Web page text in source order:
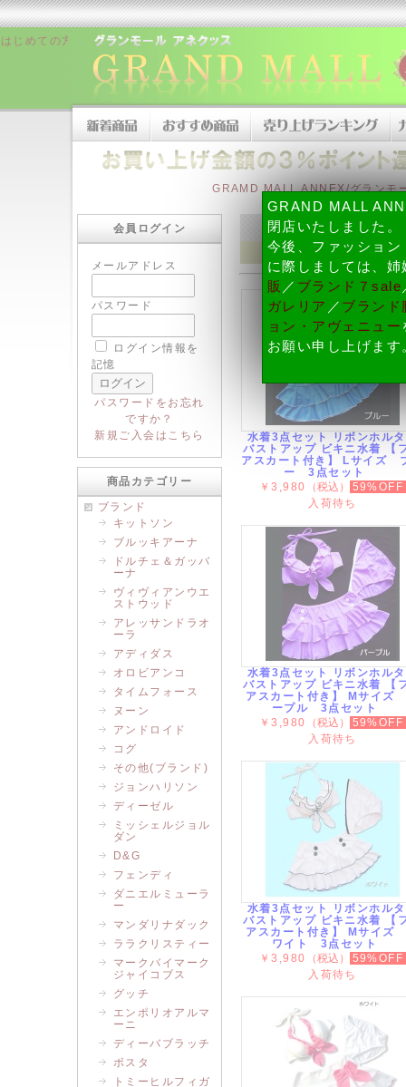
はじめての方へ |販売者について|お支払い方法について
GRAMD MALL ANNEX/グランモ
水着3点セット リボンホル
バストアップ ビキニ水着 【
アスカート付き】 Lサイズ
ー 3点セット
￥3,980
（税込）
59%OFF
入荷待ち
水着3点セット リボンホル
バストアップ ビキニ水着 【
アスカート付き】 Mサイズ
ープル 3点セット
￥3,980
（税込）
59%OFF
入荷待ち
水着3点セット リボンホル
バストアップ ビキニ水着 【
アスカート付き】 Mサイズ
ワイト 3点セット
￥3,980
（税込）
59%OFF
入荷待ち
会員ログイン
メールアドレス
パスワード
ログイン情報を
記憶
パスワードをお忘れ
ですか？
新規ご入会はこちら
商品カテゴリー
ブランド
キットソン
ブルッキアーナ
ドルチェ＆ガッバ
ーナ
ヴィヴィアンウエ
ストウッド
アレッサンドラオ
ーラ
アディダス
オロビアンコ
タイムフォース
ヌーン
アンドロイド
コグ
その他(ブランド)
ジョンハリソン
ディーゼル
ミッシェルジョル
ダン
D&G
フェンディ
ダニエルミューラ
ー
マンダリナダック
ララクリスティー
マークバイマーク
ジャイコブス
グッチ
エンポリオアルマ
ーニ
ディーバブラッチ
ボスタ
トミーヒルフィガ
GRAND MALL
閉店いたしました。
今後、ファッショ
に際しましては、
販 ／ ブランド７sale
ガレリア ／ ブランド
ョン・アヴェニュー
お願い申し上げます